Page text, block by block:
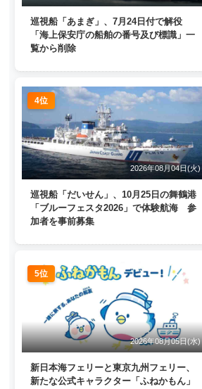
巡視船「あまぎ」、7月24日付で解役
「海上保安庁の船舶の番号及び標識」一
覧から削除
4位
2026年08月04日(火)
巡視船「だいせん」、10月25日の舞鶴港
「ブルーフェスタ2026」で体験航海 参
加者を事前募集
5位
2026年08月05日(水)
新日本海フェリーと東京九州フェリー、
新たな公式キャラクター「ふねかもん」